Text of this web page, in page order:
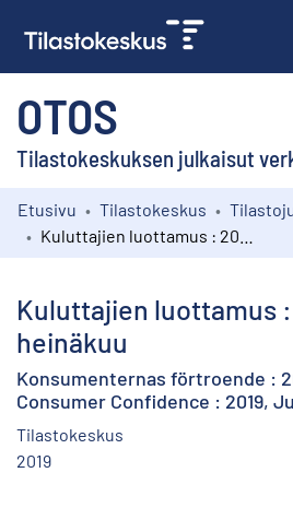
OTOS
Tilastokeskuksen julkaisut
Kokoelmat
Etusivu Tilastokeskus
Kuluttajien luottamus :
heinäkuu
Konsumenternas förtroende :
Consumer Confidence : 2019,
Tilastokeskus
2019